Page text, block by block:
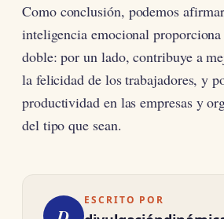
Como conclusión, podemos
inteligencia emocional
doble: por un lado, contribuye a
la felicidad de los trabajadores, y
productividad en las empresas y
del tipo que sean.
ESCRITO POR